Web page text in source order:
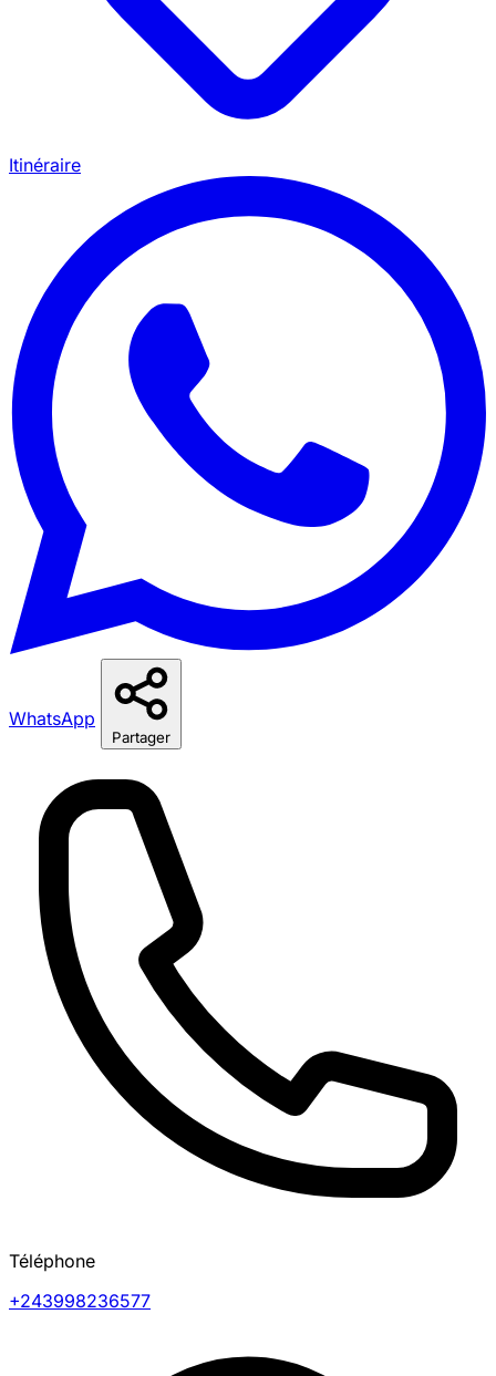
Itinéraire
WhatsApp
Partager
Téléphone
+243998236577